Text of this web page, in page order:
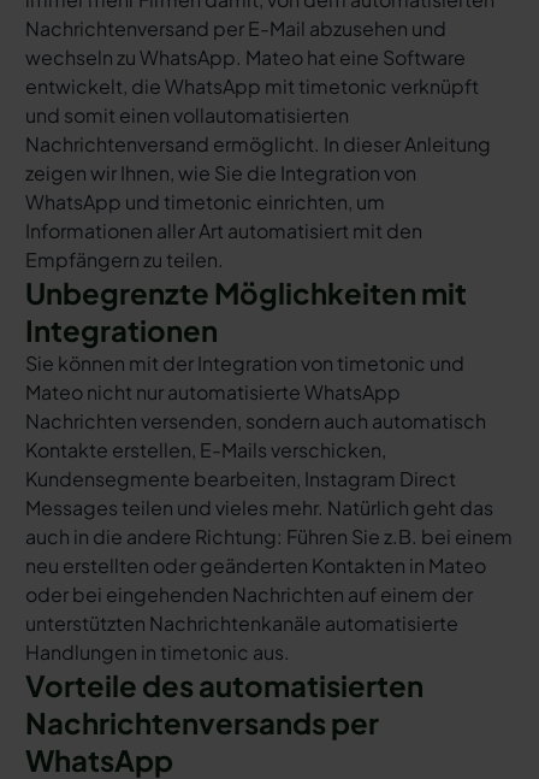
Nachrichtenversand per E-Mail abzusehen und
wechseln zu WhatsApp. Mateo hat eine Software
entwickelt, die WhatsApp mit timetonic verknüpft
und somit einen vollautomatisierten
Nachrichtenversand ermöglicht. In dieser Anleitung
zeigen wir Ihnen, wie Sie die Integration von
WhatsApp und timetonic einrichten, um
Informationen aller Art automatisiert mit den
Empfängern zu teilen.
Unbegrenzte Möglichkeiten mit
Integrationen
Sie können mit der Integration von timetonic und
Mateo nicht nur automatisierte WhatsApp
Nachrichten versenden, sondern auch automatisch
Kontakte erstellen, E-Mails verschicken,
Kundensegmente bearbeiten, Instagram Direct
Messages teilen und vieles mehr. Natürlich geht das
auch in die andere Richtung: Führen Sie z.B. bei einem
neu erstellten oder geänderten Kontakten in Mateo
oder bei eingehenden Nachrichten auf einem der
unterstützten Nachrichtenkanäle automatisierte
Handlungen in timetonic aus.
Vorteile des automatisierten
Nachrichtenversands per
WhatsApp